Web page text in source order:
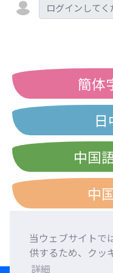
当ウェブサイトで
供するため、クッ
詳細
簡体
中国
中